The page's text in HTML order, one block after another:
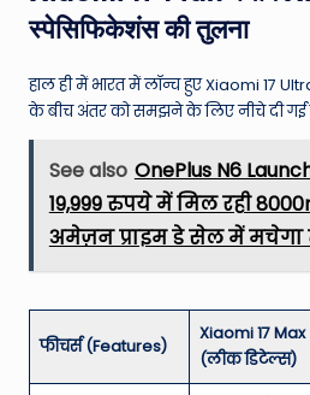
स्पेसिफिकेशंस की तुलना
हाल ही में भारत में लॉन्च हुए Xiaomi 17
के बीच अंतर को समझने के लिए नीचे दी गई
See also OnePlus N6
19,999 रुपये में मिल रही
अमेज़न प्राइम डे सेल में
फीचर्स (Features)
Xiaomi 17 Max
(लीक डिटेल्स)